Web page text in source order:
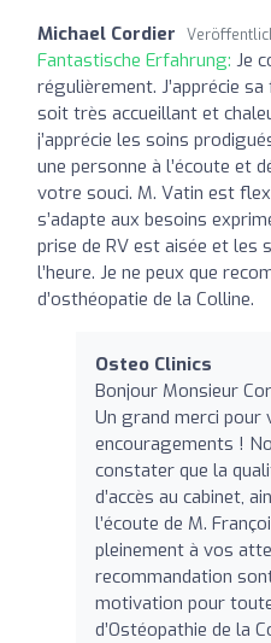
Michael Cordier
Fantastische Erfahrung: Je
régulièrement. J’apprécie
soit très accueillant et
j’apprécie les soins
une personne à l’écoute et
votre souci. M. Vatin est
s’adapte aux besoins
prise de RV est aisée et les
l’heure. Je ne peux que
d’osthéopatie de la Colline.
Osteo Clinics
Bonjour Monsieur
Un grand merci
encouragements !
constater que la
d’accès au cabinet,
l’écoute de M.
pleinement à vos
recommandation
motivation pour
d’Ostéopathie de la